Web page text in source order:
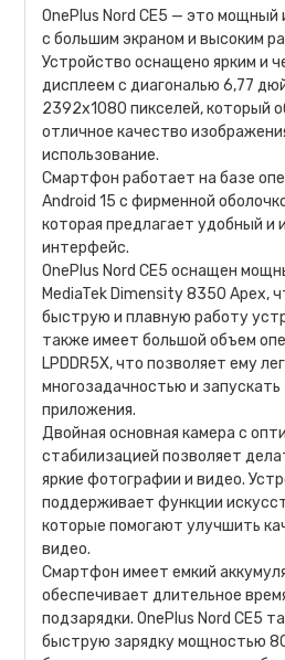
OnePlus Nord CE5 — это
с большим экраном и высоким
Устройство оснащено ярким и
дисплеем с диагональю 6,77
2392x1080 пикселей, который
отличное качество
использование.
Смартфон работает на базе
Android 15 с фирменной
которая предлагает удобный и
интерфейс.
OnePlus Nord CE5 оснащен
MediaTek Dimensity 8350 Apex,
быструю и плавную работу
также имеет большой объем
LPDDR5X, что позволяет ему
многозадачностью и
приложения.
Двойная основная камера с
стабилизацией позволяет
яркие фотографии и видео.
поддерживает функции
которые помогают улучшить
видео.
Смартфон имеет емкий
обеспечивает длительное
подзарядки. OnePlus Nord CE5
быструю зарядку мощностью